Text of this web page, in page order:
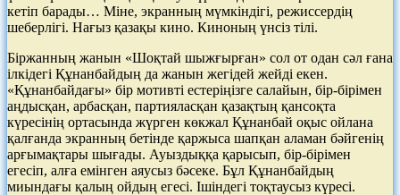
кетіп барады… Міне, экранның мүмкіндігі, режиссердің
шеберлігі. Нағыз қазақы кино. Киноның үнсіз тілі.
Біржанның жанын «Шоқтай шыжғырған» сол от одан сәл ғана
ілкідегі Құнанбайдың да жанын жегідей жейді екен.
«Құнанбайдағы» бір мотивті естеріңізге салайын, бір-бірімен
аңдысқан, арбасқан, партияласқан қазақтың қансоқта
күресінің ортасында жүрген көкжал Құнанбай оқыс ойлана
қалғанда экранның бетінде қаржыса шапқан аламан бәйгенің
арғымақтары шығады. Ауыздыққа қарысып, бір-бірімен
егесіп, алға емінген аяусыз бәсеке. Бұл Құнанбайдың
миындағы қалың ойдың егесі. Ішіндегі тоқтаусыз күресі.